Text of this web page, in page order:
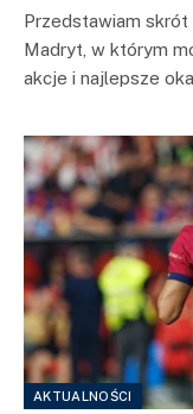
Przedstawiam skrót
Madryt, w którym
akcje i najlepsze
AKTUALNOŚCI